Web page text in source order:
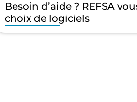
Besoin d’aide ? REFSA
choix de logiciels